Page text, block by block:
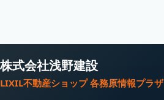
株式会社浅野建設
LIXIL不動産ショップ 各務原情報プラザ